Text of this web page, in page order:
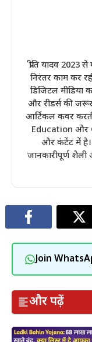
प्रीति यादव 2023
निरंतर काम कर
डिजिटल
और रीडर्स की
आर्टिकल कवर
Education और
और कंटेंट में है।
जानकारीपूर्ण
Join
और पढ़ें